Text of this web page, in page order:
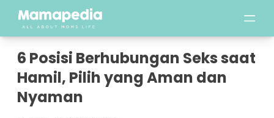
6 Posisi Berhubungan Seks saat
Hamil, Pilih yang Aman dan
Nyaman